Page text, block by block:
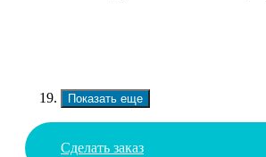
Показать еще
Сделать заказ